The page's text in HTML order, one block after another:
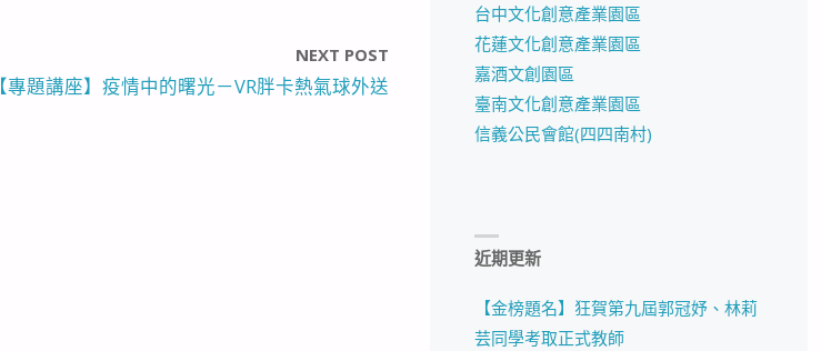
NEXT POST
【專題講座】疫情中的曙光－VR胖卡熱氣球外送
台中文化創意產業園區
花蓮文化創意產業園區
嘉酒文創園區
臺南文化創意產業園區
信義公民會館(四四南村)
近期更新
【金榜題名】狂賀第九屆郭冠妤、林莉
芸同學考取正式教師